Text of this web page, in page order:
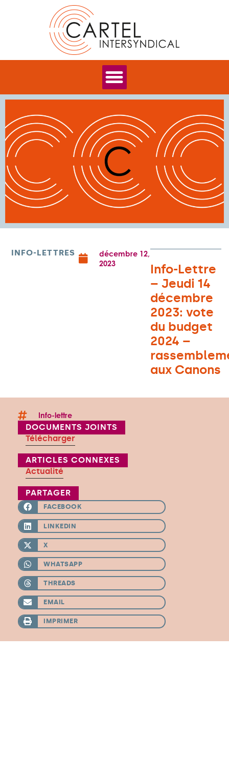
INFO-LETTRES
décembre 12,
2023
Info-Lettre
– Jeudi 14
décembre
2023: vote
du budget
2024 –
aux Canons
Info-lettre
DOCUMENTS JOINTS
Télécharger
ARTICLES CONNEXES
Actualité
PARTAGER
FACEBOOK
LINKEDIN
X
WHATSAPP
THREADS
EMAIL
IMPRIMER